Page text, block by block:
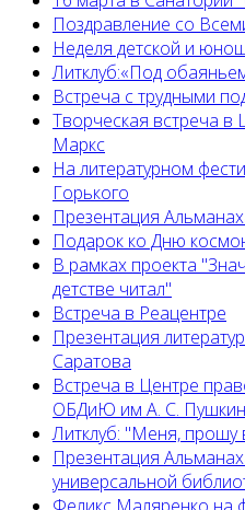
Поздравление со
Неделя детской и
Литклуб:«Под
Встреча с трудными
Творческая встреча в
Маркс
На литературном
Горького
Презентация
Подарок ко Дню
В рамках проекта
детстве читал"
Встреча в Реацентре
Презентация
Саратова
Встреча в Центре
ОБДиЮ им А. С.
Литклуб: "Меня, прошу
Презентация
универсальной